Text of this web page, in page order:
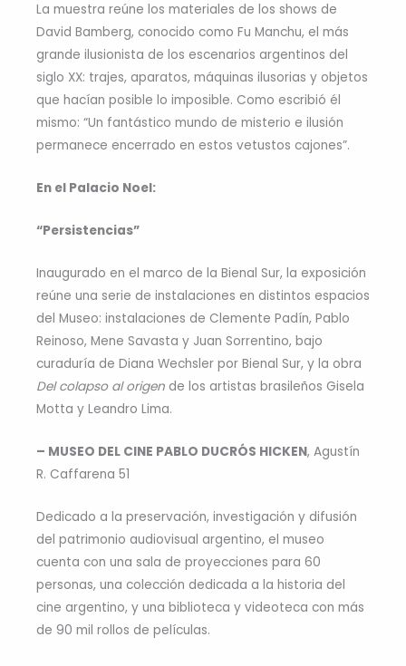
La muestra reúne los materiales de los shows de
David Bamberg, conocido como Fu Manchu, el más
grande ilusionista de los escenarios argentinos del
siglo XX: trajes, aparatos, máquinas ilusorias y objetos
que hacían posible lo imposible. Como escribió él
mismo: “Un fantástico mundo de misterio e ilusión
permanece encerrado en estos vetustos cajones”.
En el Palacio Noel:
“Persistencias”
Inaugurado en el marco de la Bienal Sur, la exposición
reúne una serie de instalaciones en distintos espacios
del Museo: instalaciones de Clemente Padín, Pablo
Reinoso, Mene Savasta y Juan Sorrentino, bajo
curaduría de Diana Wechsler por Bienal Sur, y la obra
Del colapso al origen de los artistas brasileños Gisela
Motta y Leandro Lima.
– MUSEO DEL CINE PABLO DUCRÓS HICKEN, Agustín
R. Caffarena 51
Dedicado a la preservación, investigación y difusión
del patrimonio audiovisual argentino, el museo
cuenta con una sala de proyecciones para 60
personas, una colección dedicada a la historia del
cine argentino, y una biblioteca y videoteca con más
de 90 mil rollos de películas.